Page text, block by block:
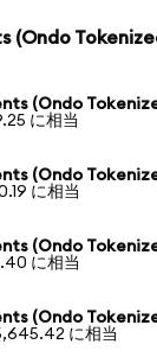
(Ondo
(Ondo
に相当
(Ondo
に相当
(Ondo
に相当
(Ondo
に相当